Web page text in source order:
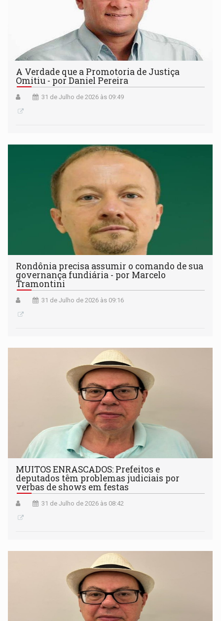
A Verdade que a Promotoria de Justiça
Omitiu - por Daniel Pereira
31 de Julho de 2026 às 09:49
Rondônia precisa assumir o comando de sua
governança fundiária - por Marcelo
Tramontini
31 de Julho de 2026 às 09:16
MUITOS ENRASCADOS: Prefeitos e
deputados têm problemas judiciais por
verbas de shows em festas
31 de Julho de 2026 às 08:42